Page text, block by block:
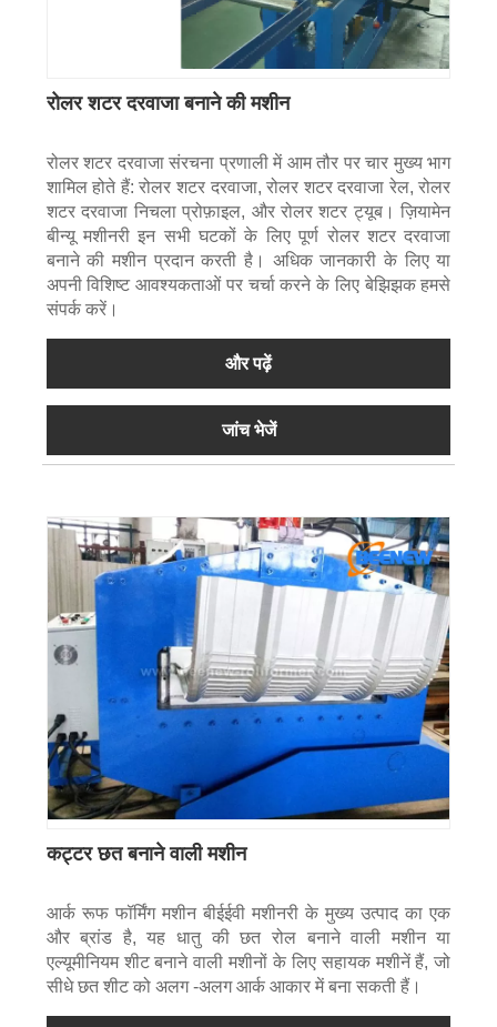
रोलर शटर दरवाजा बनाने की मशीन
रोलर शटर दरवाजा संरचना प्रणाली में आम तौर पर चार मुख्य भाग
शामिल होते हैं: रोलर शटर दरवाजा, रोलर शटर दरवाजा रेल, रोलर
शटर दरवाजा निचला प्रोफ़ाइल, और रोलर शटर ट्यूब। ज़ियामेन
बीन्यू मशीनरी इन सभी घटकों के लिए पूर्ण रोलर शटर दरवाजा
बनाने की मशीन प्रदान करती है। अधिक जानकारी के लिए या
अपनी विशिष्ट आवश्यकताओं पर चर्चा करने के लिए बेझिझक हमसे
संपर्क करें।
और पढ़ें
जांच भेजें
कट्टर छत बनाने वाली मशीन
आर्क रूफ फॉर्मिंग मशीन बीईईवी मशीनरी के मुख्य उत्पाद का एक
और ब्रांड है, यह धातु की छत रोल बनाने वाली मशीन या
एल्यूमीनियम शीट बनाने वाली मशीनों के लिए सहायक मशीनें हैं, जो
सीधे छत शीट को अलग -अलग आर्क आकार में बना सकती हैं।